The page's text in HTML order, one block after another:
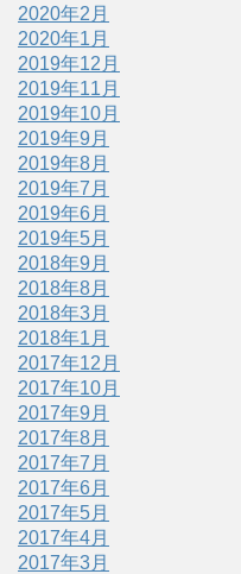
2020年2月
2020年1月
2019年12月
2019年11月
2019年10月
2019年9月
2019年8月
2019年7月
2019年6月
2019年5月
2018年9月
2018年8月
2018年3月
2018年1月
2017年12月
2017年10月
2017年9月
2017年8月
2017年7月
2017年6月
2017年5月
2017年4月
2017年3月